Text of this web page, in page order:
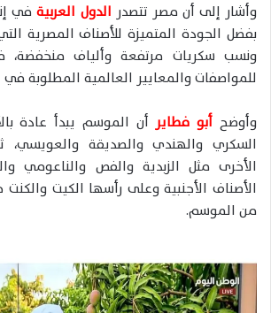
وأشار إلى أن مصر تتصدر الدول العربيةفي
بفضل الجودة المتميزة للأصناف المصرية
ونسب سكريات مرتفعة وألياف منخفضة،
للمواصفات والمعايير العالمية المطلوبة في
وأوضح أبو فطايرأن الموسم يبدأ عادة
السكري والهندي والصديقة والعويسي،
الأخرى مثل الزبدية والفص والناعومي
الأصناف الأجنبية وعلى رأسها الكيت والكنت
من الموسم.